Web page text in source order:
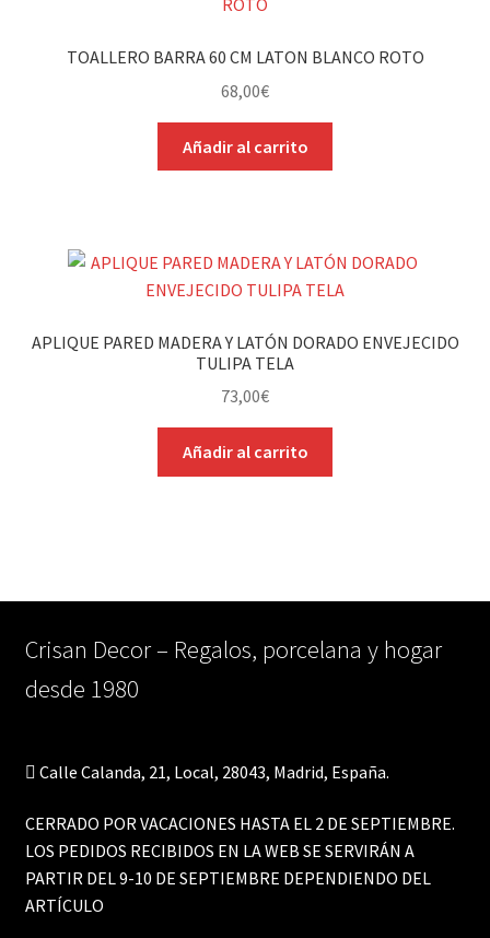
TOALLERO BARRA 60 CM LATON BLANCO ROTO
68,00€
Añadir al carrito
APLIQUE PARED MADERA Y LATÓN DORADO ENVEJECIDO
TULIPA TELA
73,00€
Añadir al carrito
Crisan Decor – Regalos, porcelana y hogar
desde 1980
Calle Calanda, 21, Local, 28043, Madrid, España.
CERRADO POR VACACIONES HASTA EL 2 DE SEPTIEMBRE.
LOS PEDIDOS RECIBIDOS EN LA WEB SE SERVIRÁN A
PARTIR DEL 9-10 DE SEPTIEMBRE DEPENDIENDO DEL
ARTÍCULO